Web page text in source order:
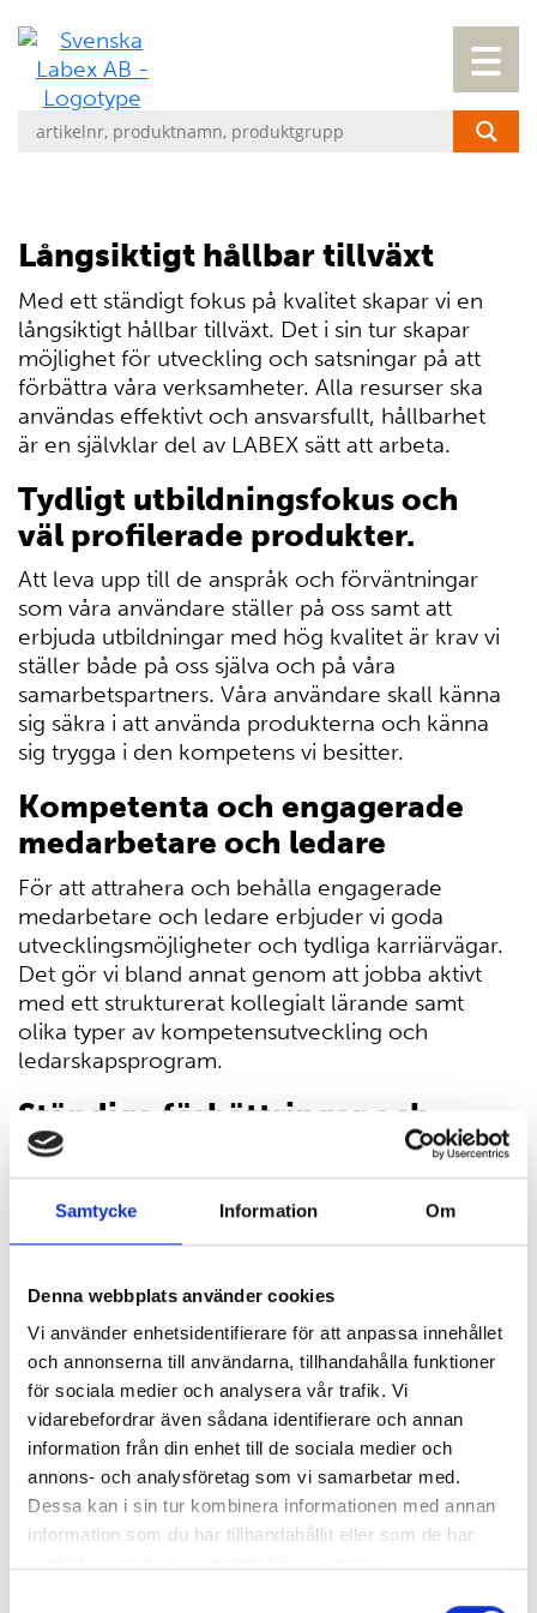
Samtycke Information Om
Denna webbplats använder cookies
Vi använder enhetsidentifierare för att anpassa innehållet
och annonserna till användarna, tillhandahålla funktioner
för sociala medier och analysera vår trafik. Vi
vidarebefordrar även sådana identifierare och annan
information från din enhet till de sociala medier och
annons- och analysföretag som vi samarbetar med.
Dessa kan i sin tur kombinera informationen med annan
information som du har tillhandahållit eller som de har
Långsiktigt hållbar tillväxt
Med ett ständigt fokus på kvalitet skapar vi en
långsiktigt hållbar tillväxt. Det i sin tur skapar
möjlighet för utveckling och satsningar på att
förbättra våra verksamheter. Alla resurser ska
användas effektivt och ansvarsfullt, hållbarhet
är en självklar del av LABEX sätt att arbeta.
Tydligt utbildningsfokus och
väl profilerade produkter.
Att leva upp till de anspråk och förväntningar
som våra användare ställer på oss samt att
erbjuda utbildningar med hög kvalitet är krav vi
ställer både på oss själva och på våra
samarbetspartners. Våra användare skall känna
sig säkra i att använda produkterna och känna
sig trygga i den kompetens vi besitter.
Kompetenta och engagerade
medarbetare och ledare
För att attrahera och behålla engagerade
medarbetare och ledare erbjuder vi goda
utvecklingsmöjligheter och tydliga karriärvägar.
Det gör vi bland annat genom att jobba aktivt
med ett strukturerat kollegialt lärande samt
olika typer av kompetensutveckling och
ledarskapsprogram.
Ständiga förbättringar och
innovativa lösningar
det vardagliga och praktiska
kvalitetsutvecklingsarbetet, men innebär också
handlar om en grad av kreativitet och
nytänkande, som vi vill främja.
Vi samarbetar med, inspireras och lär av andra
aktörer, såväl kunder som leverantörer i olika
länder och branscher. Vi uppmuntrar alla att
utveckla, testa, utvärdera och införa nya
tankesätt, gärna tillsammans med andra. Med
ett aktivt samarbete där vi gemensamt delar
våra erfarenheter och smarta lösningar är